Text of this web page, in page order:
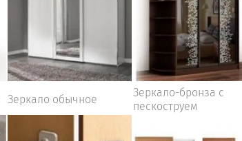
Зеркало обычное
Зеркало-бронза с
пескоструем